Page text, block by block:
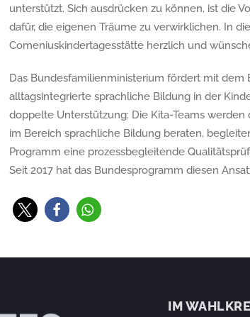
unterstützt. Sich ausdrücken zu können, ist die
dafür, die eigenen Träume zu verwirklichen. In
Comeniuskindertagesstätte herzlich und
Das Bundesfamilienministerium fördert mit dem
alltagsintegrierte sprachliche Bildung in der
doppelte Unterstützung: Die Kita-Teams
im Bereich sprachliche Bildung beraten,
Programm eine prozessbegleitende
Seit 2017 hat das Bundesprogramm diesen
IM